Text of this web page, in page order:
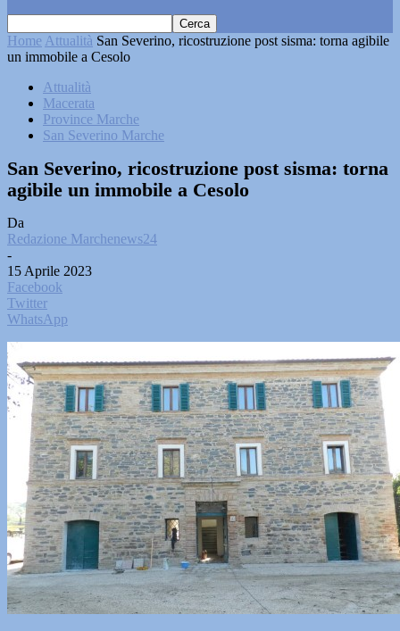
Home Attualità San Severino, ricostruzione post sisma: torna agibile
un immobile a Cesolo
Attualità
Macerata
Province Marche
San Severino Marche
San Severino, ricostruzione post sisma: torna
agibile un immobile a Cesolo
Da
Redazione Marchenews24
-
15 Aprile 2023
Facebook
Twitter
WhatsApp